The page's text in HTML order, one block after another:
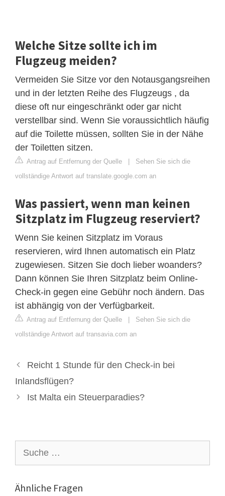
Welche Sitze sollte ich im
Flugzeug meiden?
Vermeiden Sie Sitze vor den Notausgangsreihen
und in der letzten Reihe des Flugzeugs , da
diese oft nur eingeschränkt oder gar nicht
verstellbar sind. Wenn Sie voraussichtlich häufig
auf die Toilette müssen, sollten Sie in der Nähe
der Toiletten sitzen.
Antrag auf Entfernung der Quelle | Sehen Sie sich die
vollständige Antwort auf translate.google.com an
Was passiert, wenn man keinen
Sitzplatz im Flugzeug reserviert?
Wenn Sie keinen Sitzplatz im Voraus
reservieren, wird Ihnen automatisch ein Platz
zugewiesen. Sitzen Sie doch lieber woanders?
Dann können Sie Ihren Sitzplatz beim Online-
Check-in gegen eine Gebühr noch ändern. Das
ist abhängig von der Verfügbarkeit.
Antrag auf Entfernung der Quelle | Sehen Sie sich die
vollständige Antwort auf transavia.com an
Reicht 1 Stunde für den Check-in bei
Inlandsflügen?
Ist Malta ein Steuerparadies?
nach:
Ähnliche Fragen